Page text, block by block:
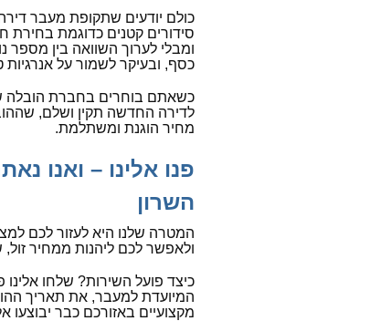
כולם יודעים שתקופת מעבר
סידורים קטנים כדוגמת
ומבלי לערוך השוואה בין מספר
כסף, ובעיקר לשמור על אנרגיות
כשאתם בוחרים בחברת הובלה
לדירה החדשה תקין ושלם,
מחיר הוגנת ומשתלמת.
פנו אלינו – ואנו
השרון
המטרה שלנו היא לעזור לכם
ולאפשר לכם ליהנות ממחיר
כיצד פועל השירות? שלחו אלינו
המיועדת למעבר, את תאריך
מקצועיים באזורכם כבר יבוצעו